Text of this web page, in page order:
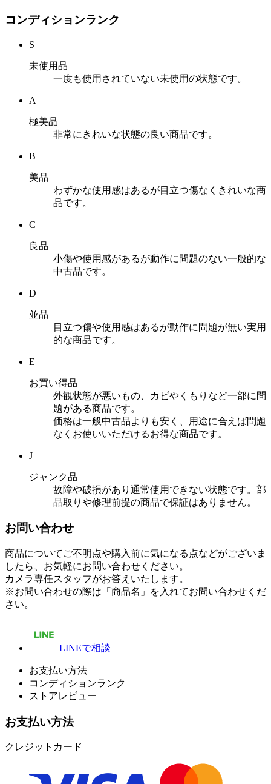
コンディションランク
S
未使用品
一度も使用されていない未使用の状態です。
A
極美品
非常にきれいな状態の良い商品です。
B
美品
わずかな使用感はあるが目立つ傷なくきれいな商
品です。
C
良品
小傷や使用感があるが動作に問題のない一般的な
中古品です。
D
並品
目立つ傷や使用感はあるが動作に問題が無い実用
的な商品です。
E
お買い得品
外観状態が悪いもの、カビやくもりなど一部に問
題がある商品です。
価格は一般中古品よりも安く、用途に合えば問題
なくお使いいただけるお得な商品です。
J
ジャンク品
故障や破損があり通常使用できない状態です。部
品取りや修理前提の商品で保証はありません。
お問い合わせ
商品についてご不明点や購入前に気になる点などがございま
したら、お気軽にお問い合わせください。
カメラ専任スタッフがお答えいたします。
※お問い合わせの際は「商品名」を入れてお問い合わせくだ
さい。
LINEで相談
お支払い方法
コンディションランク
ストアレビュー
お支払い方法
クレジットカード